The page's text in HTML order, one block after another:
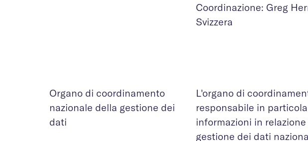
Coordinazione: Greg
Svizzera
Organo di coordinamento
nazionale della gestione dei
dati
L'organo di
responsabile in
informazioni in
gestione dei dati